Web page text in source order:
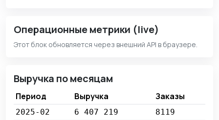
Операционные метрики (live)
Этот блок обновляется через внешний API в браузере.
Выручка по месяцам
Период Выручка Заказы
2025-02 6 407 219
8119